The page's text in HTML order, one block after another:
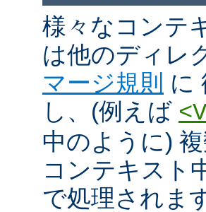
様々なコンテ
は他のディレ
マージ規則 に
し、(例えば
中のように)
コンテキスト
で処理されま